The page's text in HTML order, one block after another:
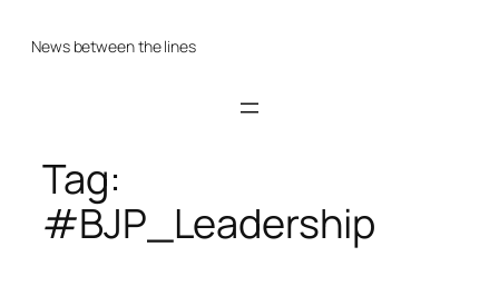
News between the lines
Tag:
#BJP_Leadership